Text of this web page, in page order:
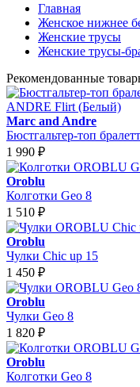
Главная
Женское нижнее
Женские трусы
Женские трусы-
Рекомендованные
Marc and Andre
Бюстгальтер-топ
1 990 ₽
Oroblu
Колготки Geo 8
1 510 ₽
Oroblu
Чулки Chic up 15
1 450 ₽
Oroblu
Чулки Geo 8
1 820 ₽
Oroblu
Колготки Geo 8